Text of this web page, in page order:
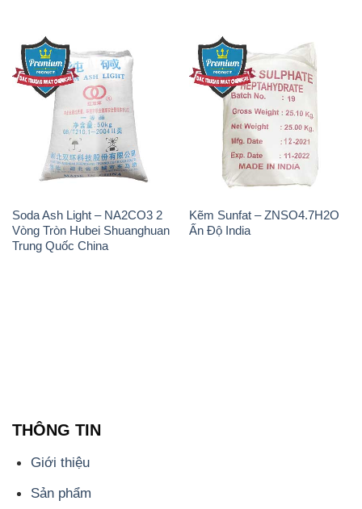
Soda Ash Light – NA2CO3 2
Vòng Tròn Hubei Shuanghuan
Trung Quốc China
Kẽm Sunfat – ZNSO4.7H2O
Ấn Độ India
THÔNG TIN
Giới thiệu
Sản phẩm